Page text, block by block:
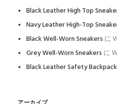
Black Leather High Top
Navy Leather High-Top
Black Well-Worn Sneakers に
Grey Well-Worn Sneakers に
Black Leather Safety Backpack